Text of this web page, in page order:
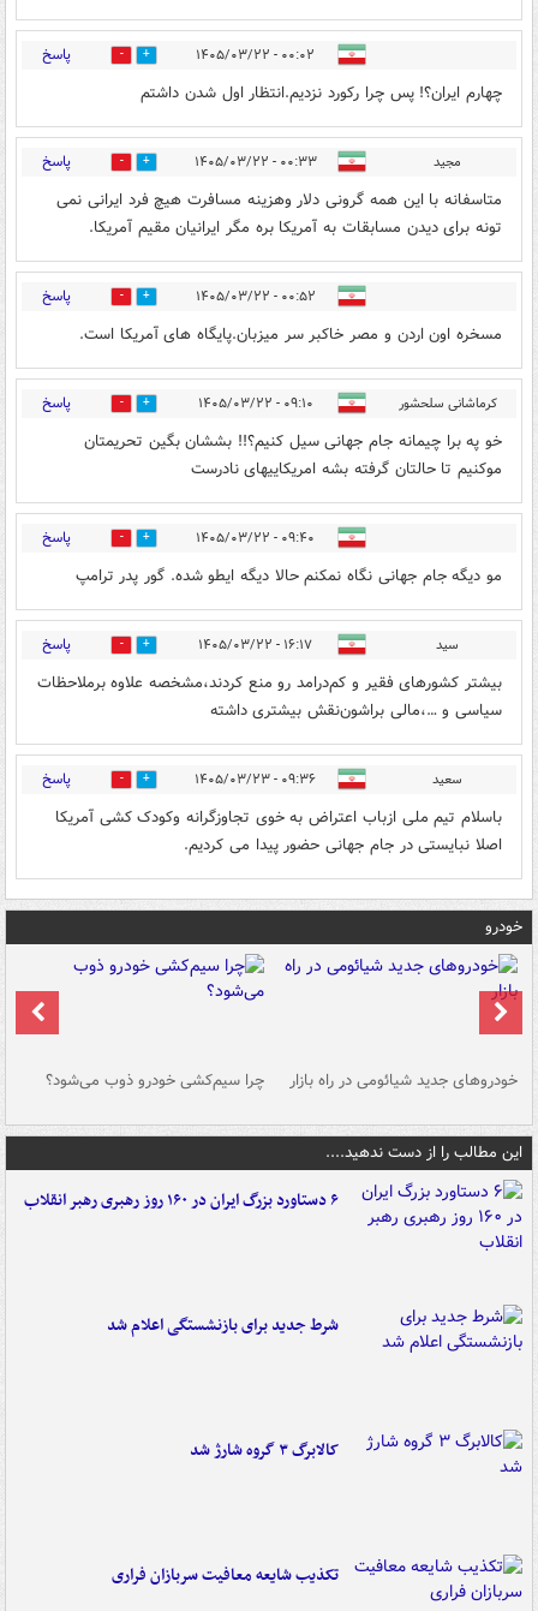
۰۰:۰۲ - ۱۴۰۵/۰۳/۲۲ 10 پاسخ
چهارم ایران؟! پس چرا رکورد نزدیم.انتظار اول شدن داشتم
مجید ۰۰:۳۳ - ۱۴۰۵/۰۳/۲۲ 7 پاسخ
متاسفانه با این همه گرونی دلار وهزینه مسافرت هیچ فرد ایرانی نمی
تونه برای دیدن مسابقات به آمریکا بره مگر ایرانیان مقیم آمریکا.
۰۰:۵۲ - ۱۴۰۵/۰۳/۲۲ 10 پاسخ
مسخره اون اردن و مصر خاکبر سر میزبان.پایگاه های آمریکا است.
کرماشانی سلحشور ۰۹:۱۰ - ۱۴۰۵/۰۳/۲۲ 0 پاسخ
خو په برا چیمانه جام جهانی سیل کنیم؟!! بششان بگین تحریمتان
موکنیم تا حالتان گرفته بشه امریکاییهای نادرست
۰۹:۴۰ - ۱۴۰۵/۰۳/۲۲ 2 پاسخ
مو دیگه جام جهانی نگاه نمکنم حالا دیگه ایطو شده. گور پدر ترامپ
سید ۱۶:۱۷ - ۱۴۰۵/۰۳/۲۲ 4 پاسخ
بیشتر کشورهای فقیر و کم‌درامد رو منع کردند،مشخصه علاوه بر‌ملاحظات
سیاسی و …،مالی براشون‌نقش بیشتری داشته
سعید ۰۹:۳۶ - ۱۴۰۵/۰۳/۲۳ 0 پاسخ
باسلام تیم ملی ازباب اعتراض به خوی تجاوزگرانه وکودک کشی آمریکا
اصلا نبایستی در جام جهانی حضور پیدا می کردیم.
خودرو
خودروهای جدید شیائومی در راه بازار چرا سیم‌کشی خودرو ذوب می‌شود؟
این مطالب را از دست ندهید....
۶ دستاورد بزرگ ایران در ۱۶۰ روز رهبری رهبر انقلاب
شرط جدید برای بازنشستگی اعلام شد
کالابرگ ۳ گروه شارژ شد
تکذیب شایعه معافیت سربازان فراری